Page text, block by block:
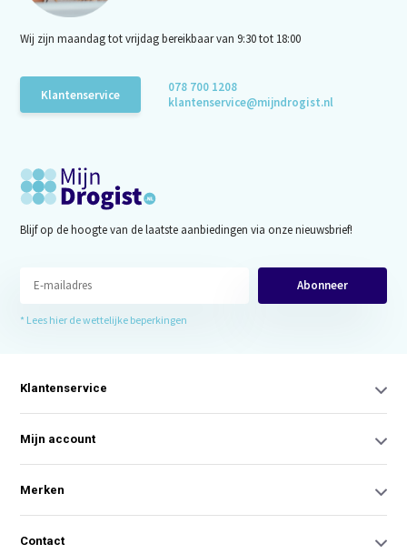
Wij zijn maandag tot vrijdag bereikbaar van 9:30 tot 18:00
Klantenservice
078 700 1208
klantenservice@mijndrogist.nl
Blijf op de hoogte van de laatste aanbiedingen via onze nieuwsbrief!
Abonneer
* Lees hier de wettelijke beperkingen
Klantenservice
Mijn account
Merken
Contact